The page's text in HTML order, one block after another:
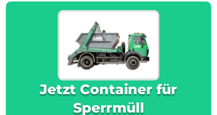
Jetzt Container für
Sperrmüll